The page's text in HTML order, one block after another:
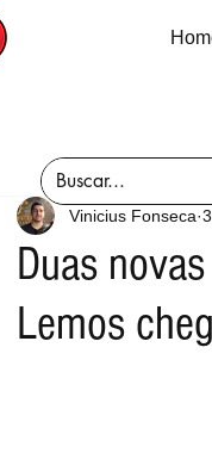
Duas
Lemos
Vinicius Fonseca